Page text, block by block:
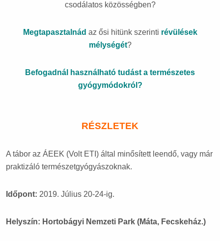
csodálatos közösségben?
Megtapasztalnád az ősi hitünk szerinti révülések
mélységét?
Befogadnál használható tudást a természetes
gyógymódokról?
RÉSZLETEK
A tábor az ÁEEK (Volt ETI) által minősített leendő, vagy már
praktizáló természetgyógyászoknak.
Időpont: 2019. Július 20-24-ig.
Helyszín: Hortobágyi Nemzeti Park (Máta, Fecskeház.)